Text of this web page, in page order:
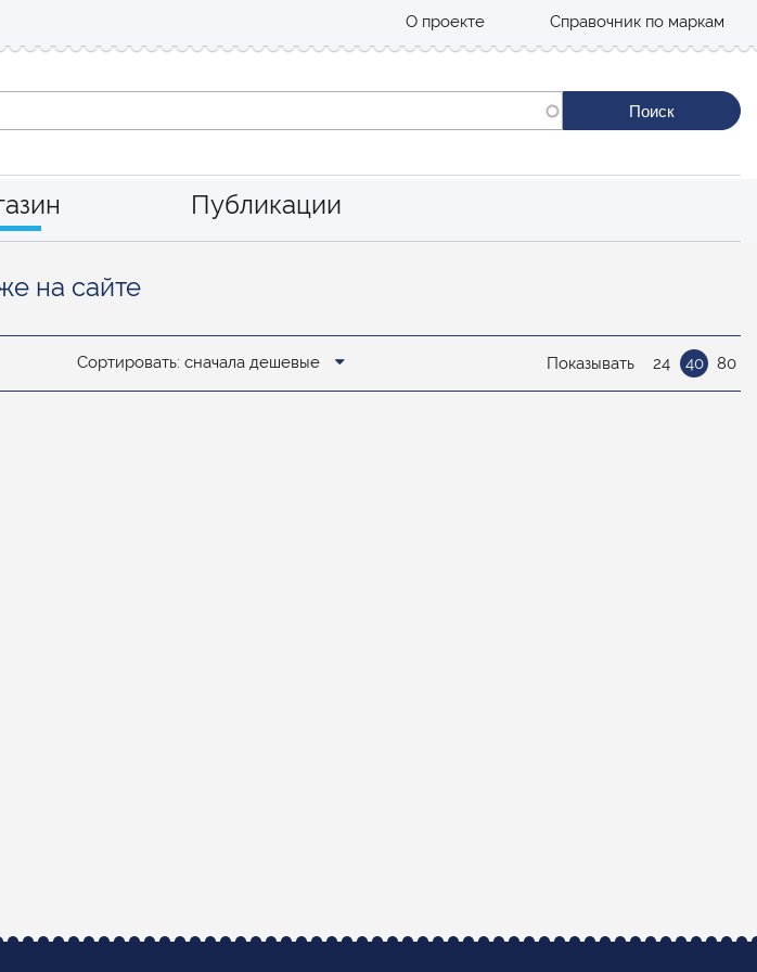
О проекте Справочник по маркам
Публикации
на сайте
Сортировать: сначала дешевые Показывать 24 40 80